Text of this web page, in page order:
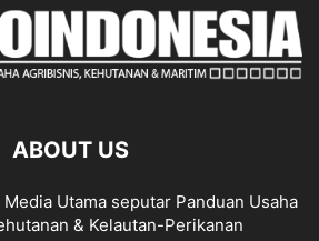
ABOUT US
Utama seputar Panduan Usaha
& Kelautan-Perikanan